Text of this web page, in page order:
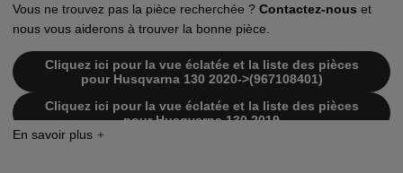
Vous ne trouvez pas la pièce recherchée ? Contactez-nous et
nous vous aiderons à trouver la bonne pièce.
Cliquez ici pour la vue éclatée et la liste des pièces
pour Husqvarna 130 2020->(967108401)
Cliquez ici pour la vue éclatée et la liste des pièces
pour Husqvarna 130 2019